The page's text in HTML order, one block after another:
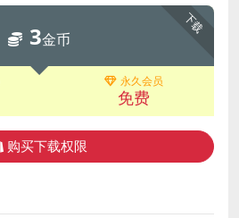
下载
3金币
永久会员
免费
购买下载权限